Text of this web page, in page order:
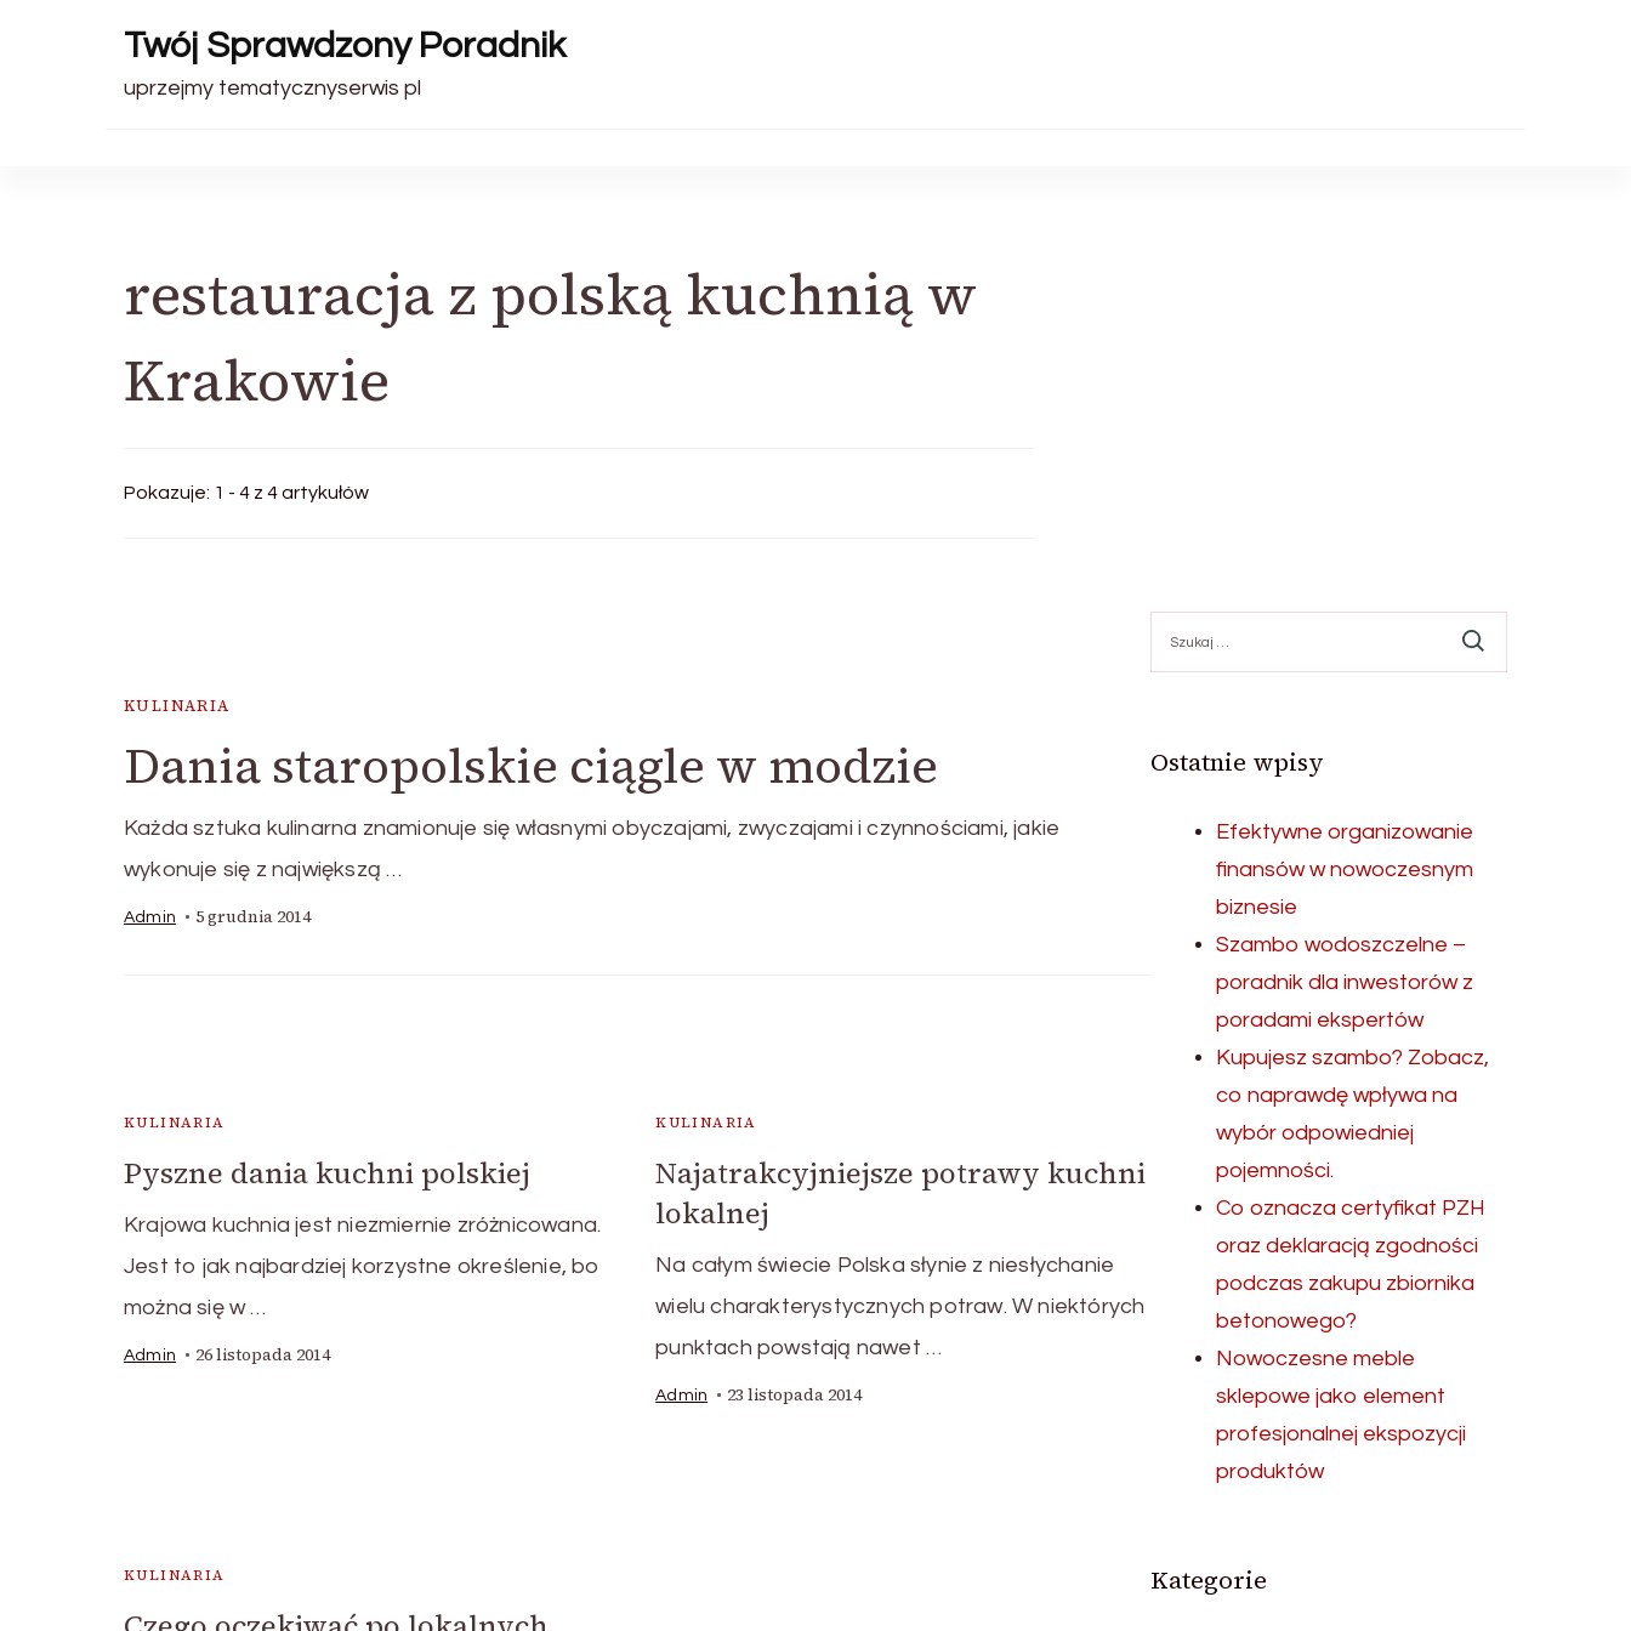
Twój Sprawdzony Poradnik
uprzejmy tematycznyserwis pl
restauracja z polską kuchnią w
Krakowie
Pokazuje: 1 - 4 z 4 artykułów
KULINARIA
Dania staropolskie ciągle w modzie
Każda sztuka kulinarna znamionuje się własnymi obyczajami, zwyczajami i czynnościami, jakie
wykonuje się z największą …
Admin 5 grudnia 2014
KULINARIA
Pyszne dania kuchni polskiej
Krajowa kuchnia jest niezmiernie zróżnicowana.
Jest to jak najbardziej korzystne określenie, bo
można się w …
Admin 26 listopada 2014
KULINARIA
Najatrakcyjniejsze potrawy kuchni
lokalnej
Na całym świecie Polska słynie z niesłychanie
wielu charakterystycznych potraw. W niektórych
punktach powstają nawet …
Admin 23 listopada 2014
KULINARIA
Ostatnie wpisy
Efektywne organizowanie
finansów w nowoczesnym
biznesie
Szambo wodoszczelne –
poradnik dla inwestorów z
poradami ekspertów
Kupujesz szambo? Zobacz,
co naprawdę wpływa na
wybór odpowiedniej
pojemności.
Co oznacza certyfikat PZH
oraz deklaracją zgodności
podczas zakupu zbiornika
betonowego?
Nowoczesne meble
sklepowe jako element
profesjonalnej ekspozycji
produktów
Kategorie